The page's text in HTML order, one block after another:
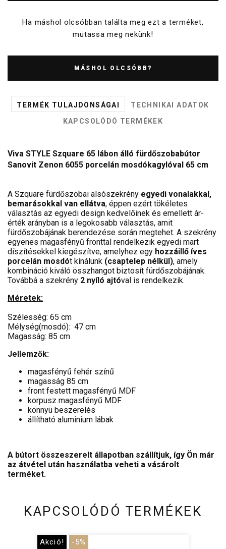
Ha máshol olcsóbban találta meg ezt a terméket,
mutassa meg nekünk!
MÁSHOL OLCSÓBB?
TERMÉK TULAJDONSÁGAI
TECHNIKAI ADATOK
KAPCSOLÓDÓ TERMÉKEK
Viva STYLE Szquare 65 lábon álló fürdőszobabútor
Sanovit Zenon 6055 porcelán mosdókagylóval 65 cm
A Szquare fürdőszobai alsószekrény egyedi vonalakkal,
bemarásokkal van ellátva, éppen ezért tökéletes
választás az egyedi design kedvelőinek és emellett ár-
érték arányban is a legokosabb választás, amit
fürdőszobájának berendezése során megtehet. A szekrény
egyenes magasfényű fronttal rendelkezik egyedi mart
díszítésekkel kiegészítve, amelyhez egy hozzáillő íves
porcelán mosdót kínálunk (csaptelep nélkül), amely
kombináció kiváló összhangot biztosít fürdőszobájának.
Továbbá a szekrény 2 nyíló ajtóval is rendelkezik.
Méretek:
Szélesség: 65 cm
Mélység(mosdó): 47 cm
Magasság: 85 cm
Jellemzők:
magasfényű fehér színű
magasság 85 cm
front festett magasfényű MDF
korpusz magasfényű MDF
könnyü beszerelés
állítható aluminium lábak
A bútort összeszerelt állapotban szállítjuk, így Ön már
az átvétel után használatba veheti a vásárolt
terméket.
KAPCSOLÓDÓ TERMÉKEK
Akció! -5%